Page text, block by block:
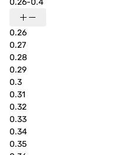
0.26-0.4
0.26
0.27
0.28
0.29
0.3
0.31
0.32
0.33
0.34
0.35